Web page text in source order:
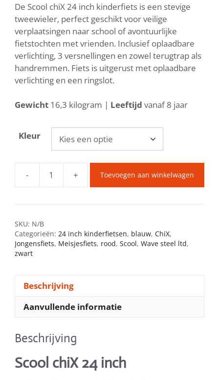
€399.€359.
De Scool chiX 24 inch kinderfiets is een stevige
tweewieler, perfect geschikt voor veilige
verplaatsingen naar school of avontuurlijke
fietstochten met vrienden. Inclusief oplaadbare
verlichting, 3 versnellingen en zowel terugtrap als
handremmen. Fiets is uitgerust met oplaadbare
verlichting en een ringslot.
Gewicht 16,3 kilogram | Leeftijd vanaf 8 jaar
Kleur
-
SCOOL
24
met
3
+ Toevoegen aan winkelwagen
SKU: N/B
Categorieën: 24 inch kinderfietsen, blauw, ChiX,
Jongensfiets, Meisjesfiets, rood, Scool, Wave steel ltd,
zwart
Beschrijving
Aanvullende informatie
Beschrijving
Scool chiX 24 inch